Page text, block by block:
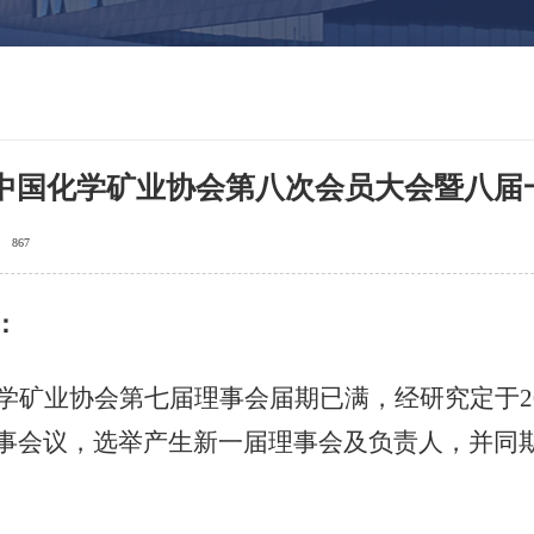
国化学矿业协会第八次会员大会暨八
867
矿业协会第七届理事会届期已满，经研究定于
会议，选举产生新一届理事会及负责人 ， 并同